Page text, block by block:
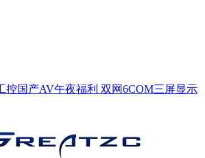
控国产AV午夜福利 双网6COM三屏显示